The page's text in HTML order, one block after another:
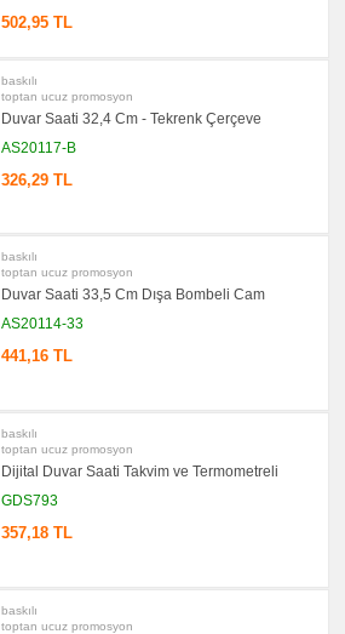
502,95 TL
baskılı
toptan ucuz promosyon
Duvar Saati 32,4 Cm - Tekrenk Çerçeve
AS20117-B
326,29 TL
baskılı
toptan ucuz promosyon
Duvar Saati 33,5 Cm Dışa Bombeli Cam
AS20114-33
441,16 TL
baskılı
toptan ucuz promosyon
Dijital Duvar Saati Takvim ve Termometreli
GDS793
357,18 TL
baskılı
toptan ucuz promosyon